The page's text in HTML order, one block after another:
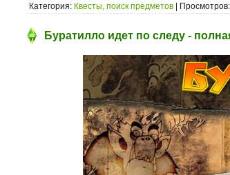
Категория: Квесты, поиск предметов |
Буратилло идет по следу -